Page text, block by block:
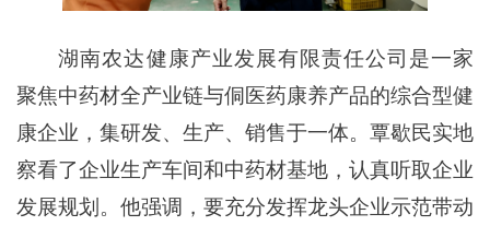
湖南农达健康产业发展有限责任公司是一家
聚焦中药材全产业链与侗医药康养产品的综合型健
康企业，集研发、生产、销售于一体。覃歇民实地
察看了企业生产车间和中药材基地，认真听取企业
发展规划。他强调，要充分发挥龙头企业示范带动